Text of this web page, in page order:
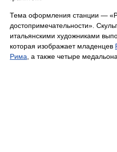
Тема оформления станции —
достопримечательности».
итальянскими художниками
которая изображает младенцев
Рима , а также четыре медальона.